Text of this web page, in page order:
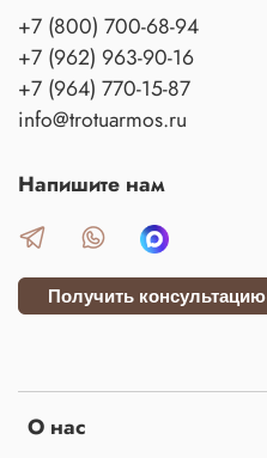
О нас
+7 (800) 700-68-94
+7 (962) 963-90-16
+7 (964) 770-15-87
info@trotuarmos.ru
Напишите нам
Получить консультацию